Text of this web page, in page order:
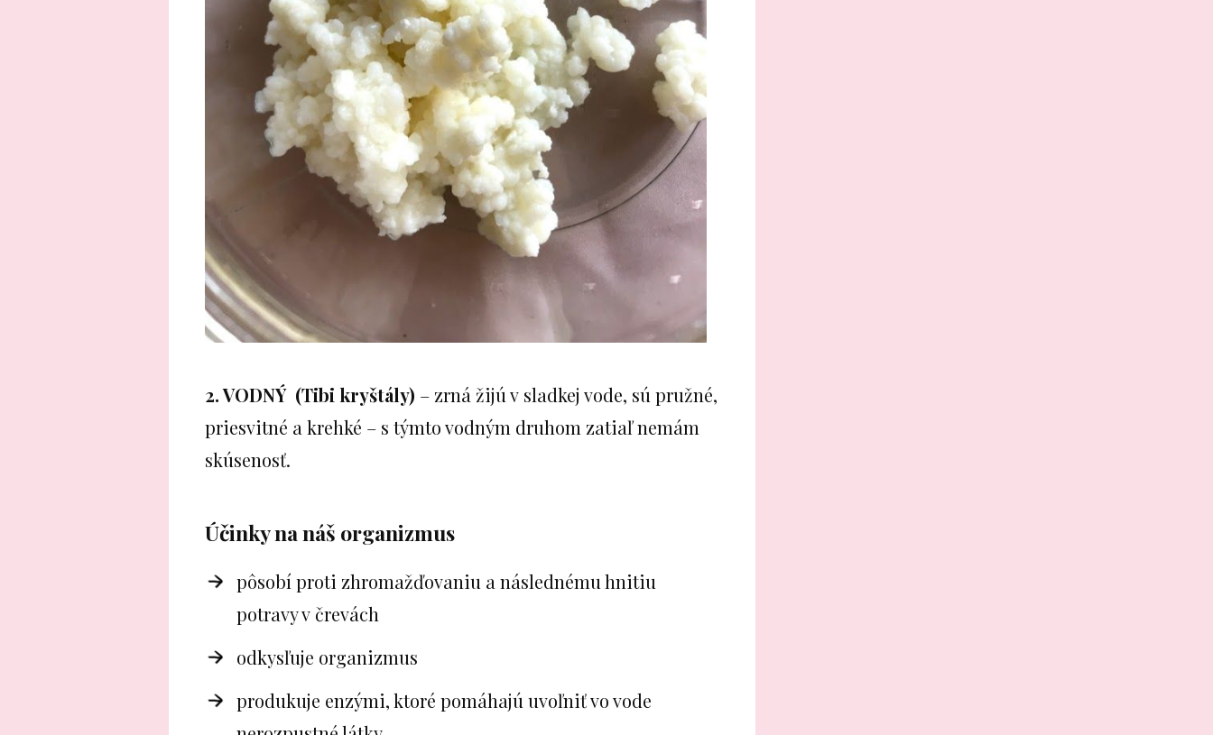
2. VODNÝ (Tibi kryštály) – zrná žijú v sladkej vode, sú pružné,
priesvitné a krehké – s týmto vodným druhom zatiaľ nemám
skúsenosť.
Účinky na náš organizmus
pôsobí proti zhromažďovaniu a následnému hnitiu
potravy v črevách
odkysľuje organizmus
produkuje enzými, ktoré pomáhajú uvoľniť vo vode